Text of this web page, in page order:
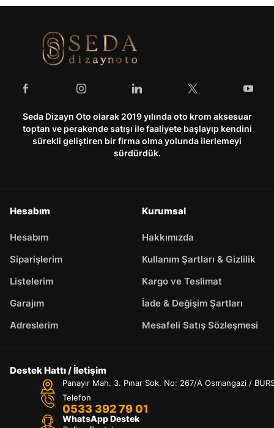
Seda Dizayn Oto olarak 2019 yılında oto krom aksesuar
toptan ve perakende satışı ile faaliyete başlayıp kendini
sürekli geliştiren bir firma olma yolunda ilerlemeyi
sürdürdük.
Hesabım
Hesabım
Siparişlerim
Listelerim
Garajım
Adreslerim
Kurumsal
Hakkımızda
Kullanım Şartları & Gizlilik
Kargo ve Teslimat
İade & Değişim Şartları
Mesafeli Satış Sözleşmesi
Destek Hattı / İletişim
Panayır Mah. 3. Pınar Sok. No: 267/A Osmangazi /
Telefon
0533 392 79 01
WhatsApp Destek